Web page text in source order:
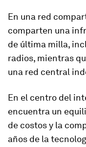
En una red
comparten una
de última milla,
radios, mientras
una red central
En el centro del
encuentra un
de costos y la
años de la